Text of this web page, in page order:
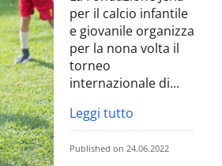
per il calcio infantile
e giovanile organizza
per la nona volta il
torneo
internazionale di...
Leggi tutto
Published on 24.06.2022